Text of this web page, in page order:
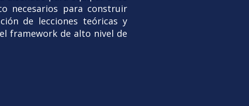
necesarios para construir
de lecciones teóricas y
framework de alto nivel de